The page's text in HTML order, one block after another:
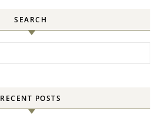
SEARCH
RECENT POSTS